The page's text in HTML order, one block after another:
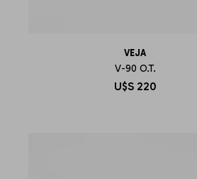
VEJA
V-90 O.T.
U$S 220